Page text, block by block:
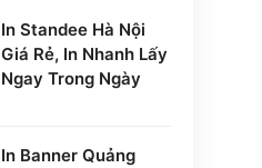
In Standee Hà Nội
Giá Rẻ, In Nhanh Lấy
Ngay Trong Ngày
In Banner Quảng